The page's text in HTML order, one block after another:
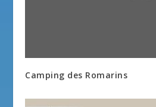
Camping des Romarins